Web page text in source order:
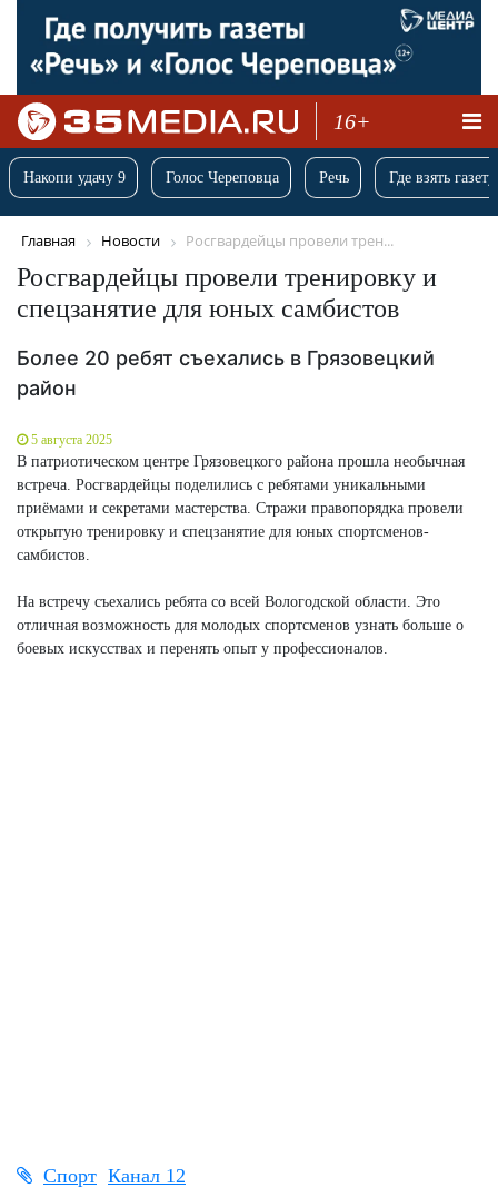
16+
Накопи удачу 9 Голос Череповца Речь Где взять
Главная Новости Росгвардейцы провели трен...
Росгвардейцы провели тренировку и
спецзанятие для юных самбистов
Более 20 ребят съехались в Грязовецкий
район
5 августа 2025
В патриотическом центре Грязовецкого района прошла необычная
встреча. Росгвардейцы поделились с ребятами уникальными
приёмами и секретами мастерства. Стражи правопорядка провели
открытую тренировку и спецзанятие для юных спортсменов-
самбистов.
На встречу съехались ребята со всей Вологодской области. Это
отличная возможность для молодых спортсменов узнать больше о
боевых искусствах и перенять опыт у профессионалов.
Спорт Канал 12